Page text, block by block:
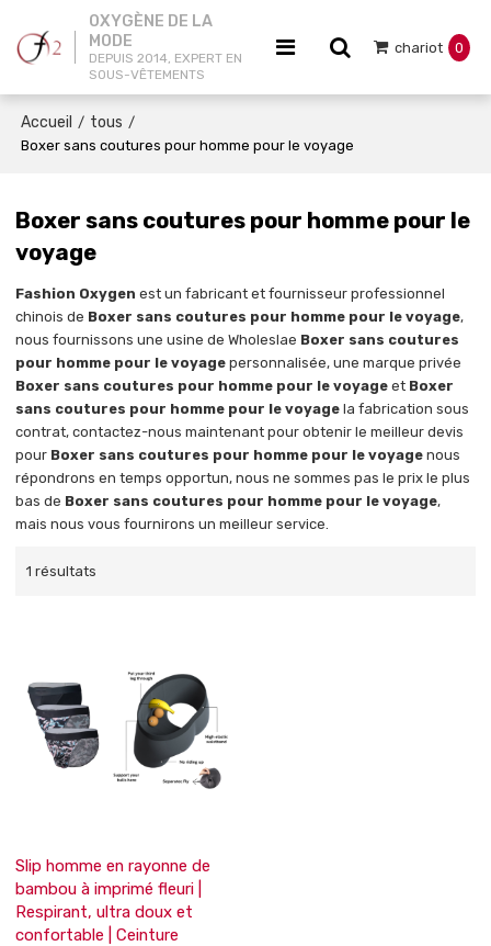
OXYGÈNE DE LA
MODE
DEPUIS 2014, EXPERT EN
SOUS-VÊTEMENTS
chariot 0
Accueil / tous /
Boxer sans coutures pour homme pour le voyage
Boxer sans coutures pour homme pour le
voyage
Fashion Oxygen est un fabricant et fournisseur professionnel
chinois de Boxer sans coutures pour homme pour le voyage,
nous fournissons une usine de Wholeslae Boxer sans coutures
pour homme pour le voyage personnalisée, une marque privée
Boxer sans coutures pour homme pour le voyage et Boxer
sans coutures pour homme pour le voyage la fabrication sous
contrat, contactez-nous maintenant pour obtenir le meilleur devis
pour Boxer sans coutures pour homme pour le voyage nous
répondrons en temps opportun, nous ne sommes pas le prix le plus
bas de Boxer sans coutures pour homme pour le voyage,
mais nous vous fournirons un meilleur service.
1 résultats
Slip homme en rayonne de
bambou à imprimé fleuri |
Respirant, ultra doux et
confortable | Ceinture